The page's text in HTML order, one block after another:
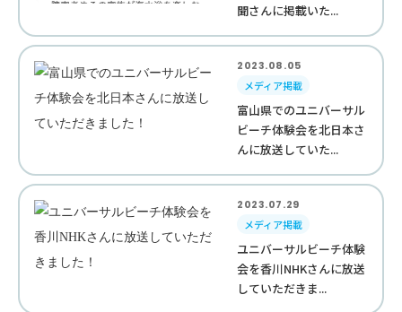
聞さんに掲載いた...
2023.08.05
メディア掲載
富山県でのユニバーサル
ビーチ体験会を北日本さ
んに放送していた...
2023.07.29
メディア掲載
ユニバーサルビーチ体験
会を香川NHKさんに放送
していただきま...